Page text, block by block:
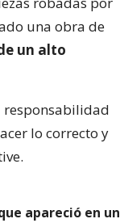
una obra de
un alto
responsabilidad
lo correcto y
apareció en un